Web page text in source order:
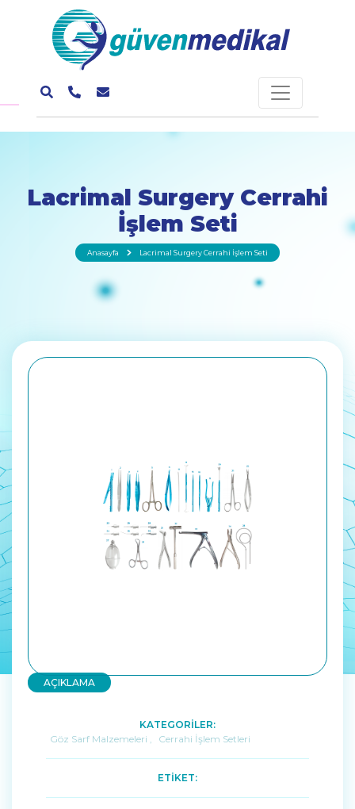
Lacrimal Surgery Cerrahi
İşlem Seti
Anasayfa Lacrimal Surgery Cerrahi İşlem Seti
AÇIKLAMA
KATEGORİLER:
Göz Sarf Malzemeleri
Cerrahi İşlem Setleri
ETİKET: